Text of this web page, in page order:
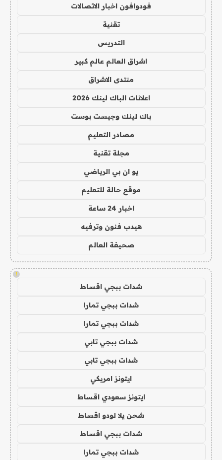
فودوافون اخبار الاتصالات
تقنية
التدريس
اشراق العالم عالم كبير
منتدى الاشراق
اعلانات الباك لينك 2026
باك لينك وجيست بوست
مصادر التعليم
مجلة تقنية
يو ان بي الرياضي
موقع حالة للتعليم
اخبار 24 ساعة
هيدب فنون وترفيه
صحيفة العالم
!
شدات ببجي اقساط
شدات ببجي تمارا
شدات ببجي تمارا
شدات ببجي تابي
شدات ببجي تابي
ايتونز امريكي
ايتونز سعودي اقساط
شحن يلا لودو اقساط
شدات ببجي اقساط
شدات ببجي تمارا